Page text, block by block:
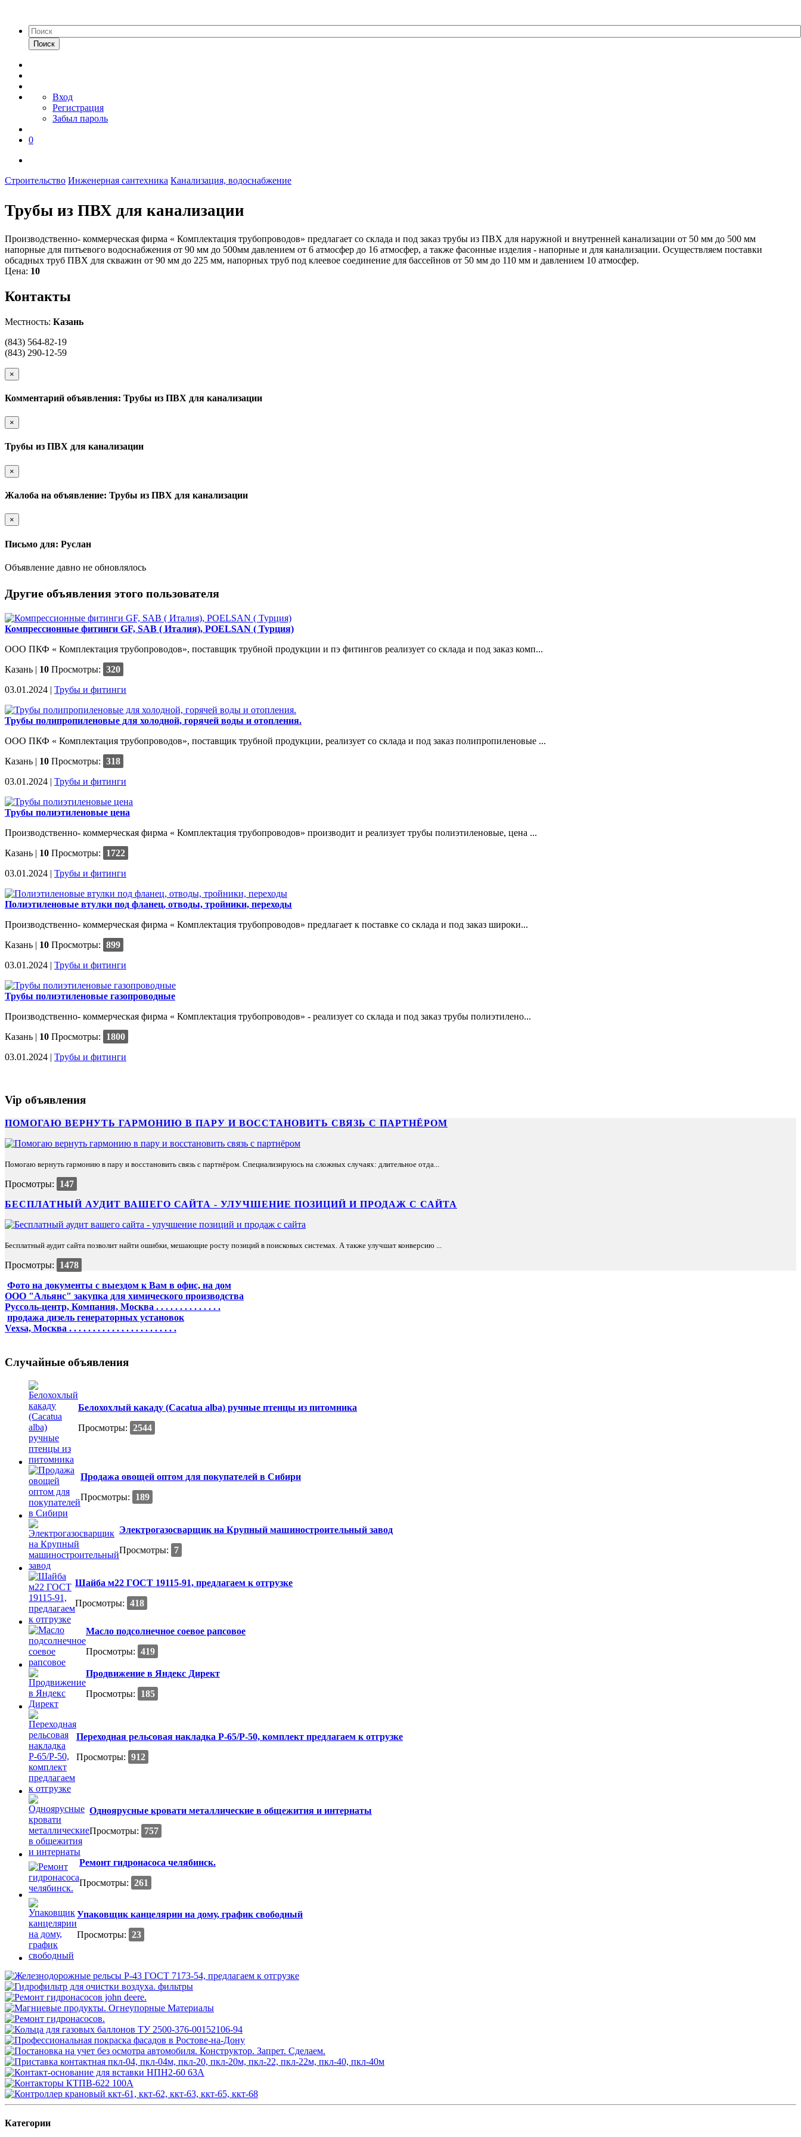
Поиск
Вход
Регистрация
Забыл пароль
0
Строительство Инженерная сантехника Канализация, водоснабжение
Трубы из ПВХ для канализации
Производственно- коммерческая фирма « Комплектация трубопроводов» предлагает со склада и под заказ трубы из ПВХ для наружной и внутренней канализации от 50 мм до 500 мм
напорные для питьевого водоснабжения от 90 мм до 500мм давлением от 6 атмосфер до 16 атмосфер, а также фасонные изделия - напорные и для канализации. Осуществляем поставки
обсадных труб ПВХ для скважин от 90 мм до 225 мм, напорных труб под клеевое соединение для бассейнов от 50 мм до 110 мм и давлением 10 атмосфер.
Цена: 10
Контакты
Местность: Казань
(843) 564-82-19
(843) 290-12-59
×
Комментарий объявления: Трубы из ПВХ для канализации
×
Трубы из ПВХ для канализации
×
Жалоба на объявление: Трубы из ПВХ для канализации
×
Письмо для: Руслан
Объявление давно не обновлялось
Другие объявления этого пользователя
Компрессионные фитинги GF, SAB ( Италия), POELSAN ( Турция)
ООО ПКФ « Комплектация трубопроводов», поставщик трубной продукции и пэ фитингов реализует со склада и под заказ комп...
Казань | 10 Просмотры: 320
03.01.2024 | Трубы и фитинги
Трубы полипропиленовые для холодной, горячей воды и отопления.
ООО ПКФ « Комплектация трубопроводов», поставщик трубной продукции, реализует со склада и под заказ полипропиленовые ...
Казань | 10 Просмотры: 318
03.01.2024 | Трубы и фитинги
Трубы полиэтиленовые цена
Производственно- коммерческая фирма « Комплектация трубопроводов» производит и реализует трубы полиэтиленовые, цена ...
Казань | 10 Просмотры:
1722
03.01.2024 | Трубы и фитинги
Полиэтиленовые втулки под фланец, отводы, тройники, переходы
Производственно- коммерческая фирма « Комплектация трубопроводов» предлагает к поставке со склада и под заказ широки...
Казань | 10 Просмотры: 899
03.01.2024 | Трубы и фитинги
Трубы полиэтиленовые газопроводные
Производственно- коммерческая фирма « Комплектация трубопроводов» - реализует со склада и под заказ трубы полиэтилено...
Казань | 10 Просмотры:
1800
03.01.2024 | Трубы и фитинги
Vip объявления
ПОМОГАЮ ВЕРНУТЬ ГАРМОНИЮ В ПАРУ И ВОССТАНОВИТЬ СВЯЗЬ С ПАРТНЁРОМ
Помогаю вернуть гармонию в пару и восстановить связь с партнёром. Специализируюсь на сложных случаях: длительное отда...
Просмотры:
147
БЕСПЛАТНЫЙ АУДИТ ВАШЕГО САЙТА - УЛУЧШЕНИЕ ПОЗИЦИЙ И ПРОДАЖ С САЙТА
Бесплатный аудит сайта позволит найти ошибки, мешающие росту позиций в поисковых системах. А также улучшат конверсию ...
Просмотры:
1478
Фото на документы с выездом к Вам в офис, на дом
ООО "Альянс" закупка для химического производства
Руссоль-центр, Компания, Москва . . . . . . . . . . . . . .
продажа дизель генераторных установок
Vexsa, Москва . . . . . . . . . . . . . . . . . . . . . . .
Случайные объявления
Белохохлый какаду (Cacatua alba) ручные птенцы из питомника
Просмотры: 2544
Продажа овощей оптом для покупателей в Сибири
Просмотры:
189
Электрогазосварщик на Крупный машиностроительный завод
Просмотры:
7
Шайба м22 ГОСТ 19115-91, предлагаем к отгрузке
Просмотры: 418
Масло подсолнечное соевое рапсовое
Просмотры: 419
Продвижение в Яндекс Директ
Просмотры:
185
Переходная рельсовая накладка Р-65/Р-50, комплект предлагаем к отгрузке
Просмотры: 912
Одноярусные кровати металлические в общежития и интернаты
Просмотры:
757
Ремонт гидронасоса челябинск.
Просмотры: 261
Упаковщик канцелярии на дому, график свободный
Просмотры: 23
Категории